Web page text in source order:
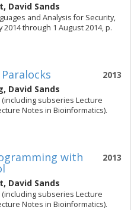
, David Sands
and Analysis for Security,
2014 through 1 August 2014, p.
2013
, David Sands
subseries Lecture
Notes in Bioinformatics).
2013
with
, David Sands
subseries Lecture
Notes in Bioinformatics).